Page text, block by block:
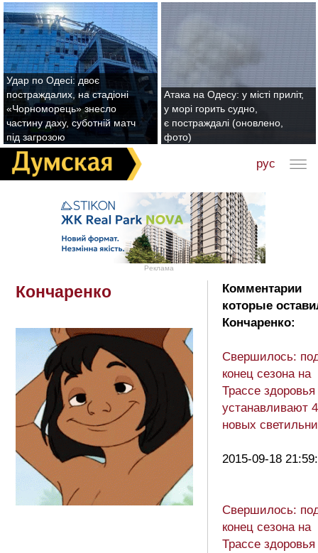
Удар по Одесі: двоє
постраждалих, на стадіоні
«Чорноморець» знесло
частину даху, суботній матч
під загрозою
Атака на Одесу: у місті приліт,
у морі горить судно,
є постраждалі (оновлено,
фото)
рус
Реклама
Кончаренко
Комментарии
которые
Кончаренко:
Свершилось:
конец сезона на
Трассе здоровья
устанавливают
новых
2015-09-18
Свершилось:
конец сезона на
Трассе здоровья